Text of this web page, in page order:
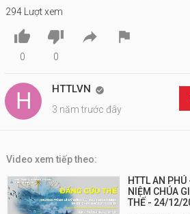
294 Lượt xem

0

0
 
HTTLVN 
3 năm trước đây
Video xem tiếp theo:
HTTL AN
NIỆM CHÚA
THẾ - 24/12/